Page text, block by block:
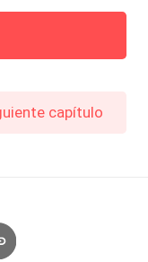
capítulo